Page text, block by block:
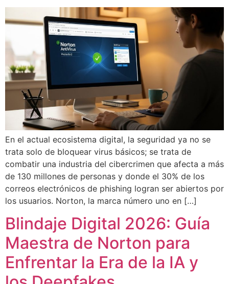
En el actual ecosistema digital, la seguridad ya no se
trata solo de bloquear virus básicos; se trata de
combatir una industria del cibercrimen que afecta a más
de 130 millones de personas y donde el 30% de los
correos electrónicos de phishing logran ser abiertos por
los usuarios. Norton, la marca número uno en […]
Blindaje Digital 2026: Guía
Maestra de Norton para
Enfrentar la Era de la IA y